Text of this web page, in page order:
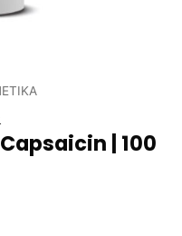
| 100